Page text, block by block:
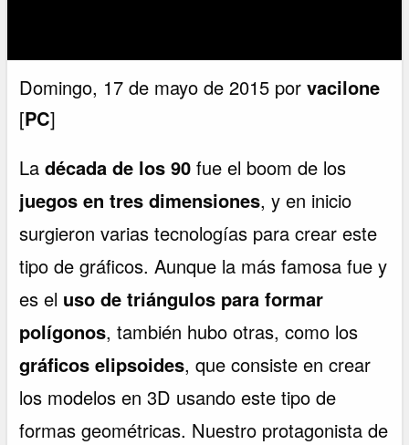
Domingo, 17 de mayo de 2015 porvacilone
[PC]
La década de los 90 fue el boom de los
juegos en tres dimensiones, y en inicio
surgieron varias tecnologías para crear este
tipo de gráficos. Aunque la más famosa fue y
es el uso de triángulos para formar
polígonos, también hubo otras, como los
gráficos elipsoides, que consiste en crear
los modelos en 3D usando este tipo de
formas geométricas. Nuestro protagonista de